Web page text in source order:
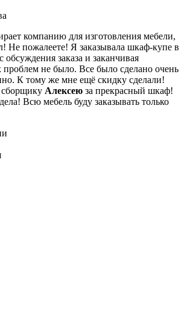
компанию для изготовления мебели,
Не пожалеете! Я заказывала шкаф-купе в
заказа и заканчивая
не было. Все было сделано очень
К тому же мне ещё скидку сделали!
Алексею за прекрасный шкаф!
Всю мебель буду заказывать только